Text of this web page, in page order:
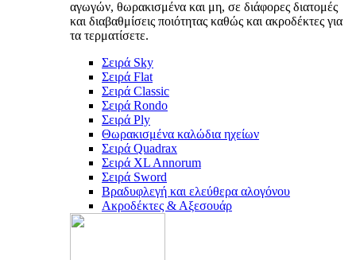
αγωγών, θωρακισμένα και μη, σε διάφορες διατομές
και διαβαθμίσεις ποιότητας καθώς και ακροδέκτες για
τα τερματίσετε.
Σειρά Sky
Σειρά Flat
Σειρά Classic
Σειρά Rondo
Σειρά Ply
Θωρακισμένα καλώδια ηχείων
Σειρά Quadrax
Σειρά XL Annorum
Σειρά Sword
Βραδυφλεγή και ελεύθερα αλογόνου
Ακροδέκτες & Αξεσουάρ